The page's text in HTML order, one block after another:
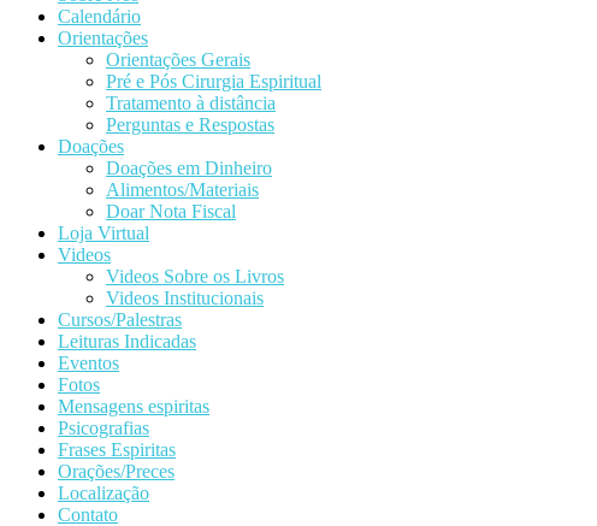
Calendário
Orientações
Orientações Gerais
Pré e Pós Cirurgia Espiritual
Tratamento à distância
Perguntas e Respostas
Doações
Doações em Dinheiro
Alimentos/Materiais
Doar Nota Fiscal
Loja Virtual
Videos
Videos Sobre os Livros
Videos Institucionais
Cursos/Palestras
Leituras Indicadas
Eventos
Fotos
Mensagens espiritas
Psicografias
Frases Espiritas
Orações/Preces
Localização
Contato